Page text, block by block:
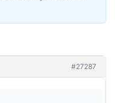
#27287